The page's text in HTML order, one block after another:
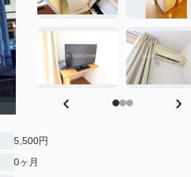
5,500円
0ヶ月